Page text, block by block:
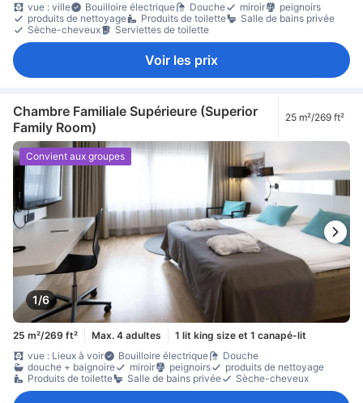
vue : ville
Bouilloire électrique Douche miroir
peignoirs
produits de nettoyage
Produits de toilette
Salle de bains privée
Sèche-cheveux
Serviettes de toilette
Voir les prix
Chambre Familiale Supérieure (Superior
Family Room)
25 m²/269 ft²
1/6
Convient aux groupes
25 m²/269 ft² Max. 4 adultes
1 lit king size et 1 canapé-lit
vue : Lieux à voir
Bouilloire électrique
Douche
douche + baignoire
miroir peignoirs
produits de nettoyage
Produits de toilette
Salle de bains privée Sèche-cheveux